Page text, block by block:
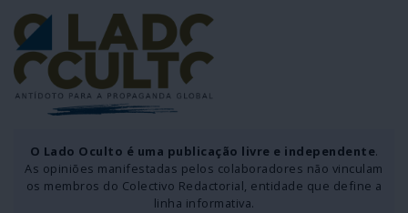
O Lado Oculto é uma publicação livre e independente.
As opiniões manifestadas pelos colaboradores não vinculam
os membros do Colectivo Redactorial, entidade que define a
linha informativa.